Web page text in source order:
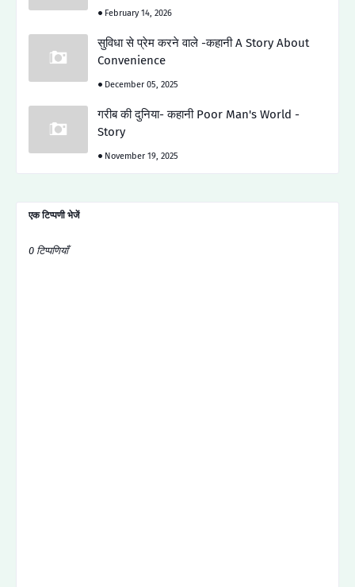
February 14, 2026
सुविधा से प्रेम करने वाले -कहानी A Story About
Convenience
December 05, 2025
गरीब की दुनिया- कहानी Poor Man's World -
Story
November 19, 2025
एक टिप्पणी भेजें
0 टिप्पणियाँ